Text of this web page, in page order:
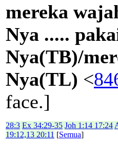
mereka
Nya .....
Nya(TB)/
Nya(TL) <
face.]
28:3 Ex 34:29-35 Joh 1:14 17:24
19:12,13 20:11 [Semua]